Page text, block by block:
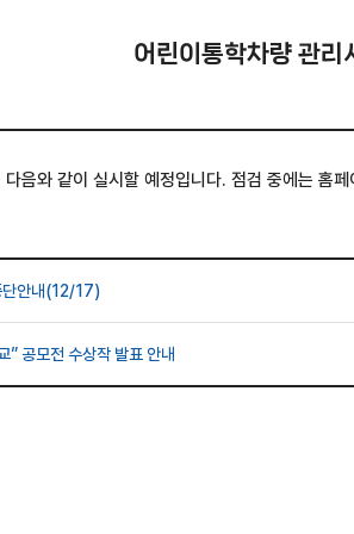
어린이통학차량 관
다음와 같이 실시할 예정입니다. 점검 중에는
단안내(12/17)
” 공모전 수상작 발표 안내